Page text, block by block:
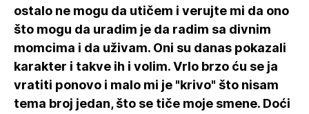
ostalo ne mogu da utičem i verujte mi da ono
što mogu da uradim je da radim sa divnim
momcima i da uživam. Oni su danas pokazali
karakter i takve ih i volim. Vrlo brzo ću se ja
vratiti ponovo i malo mi je "krivo" što nisam
tema broj jedan, što se tiče moje smene. Doći